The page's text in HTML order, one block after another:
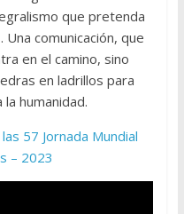
que pretenda
comunicación, que
en el camino, sino
en ladrillos para
humanidad.
57 Jornada Mundial
– 2023